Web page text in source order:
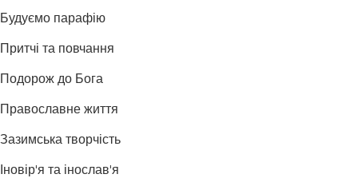
Будуємо парафію
Притчі та повчання
Подорож до Бога
Православне життя
Зазимська творчість
Іновір'я та інослав'я